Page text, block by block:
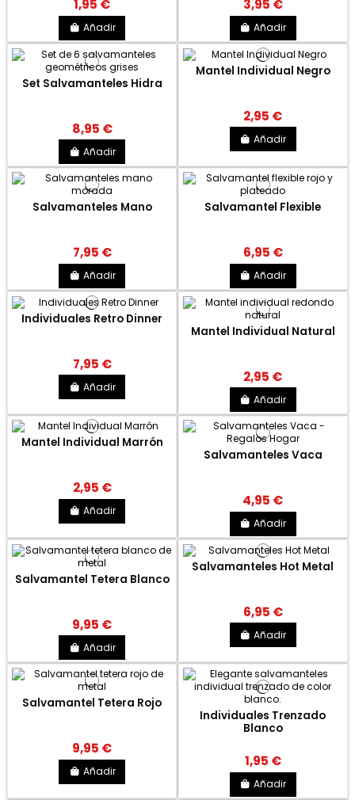
1,95 €
Añadir
3,95 €
Añadir
Set Salvamanteles Hidra
8,95 €
Añadir
Mantel Individual Negro
2,95 €
Añadir
Salvamanteles Mano
7,95 €
Añadir
Salvamantel Flexible
6,95 €
Añadir
Individuales Retro Dinner
7,95 €
Añadir
Mantel Individual Natural
2,95 €
Añadir
Mantel Individual Marrón
2,95 €
Añadir
Salvamanteles Vaca
4,95 €
Añadir
Salvamantel Tetera Blanco
9,95 €
Añadir
Salvamanteles Hot Metal
6,95 €
Añadir
Salvamantel Tetera Rojo
9,95 €
Añadir
Individuales Trenzado
Blanco
1,95 €
Añadir